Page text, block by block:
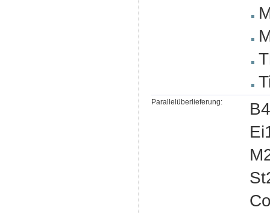
Parallelüberlieferung: